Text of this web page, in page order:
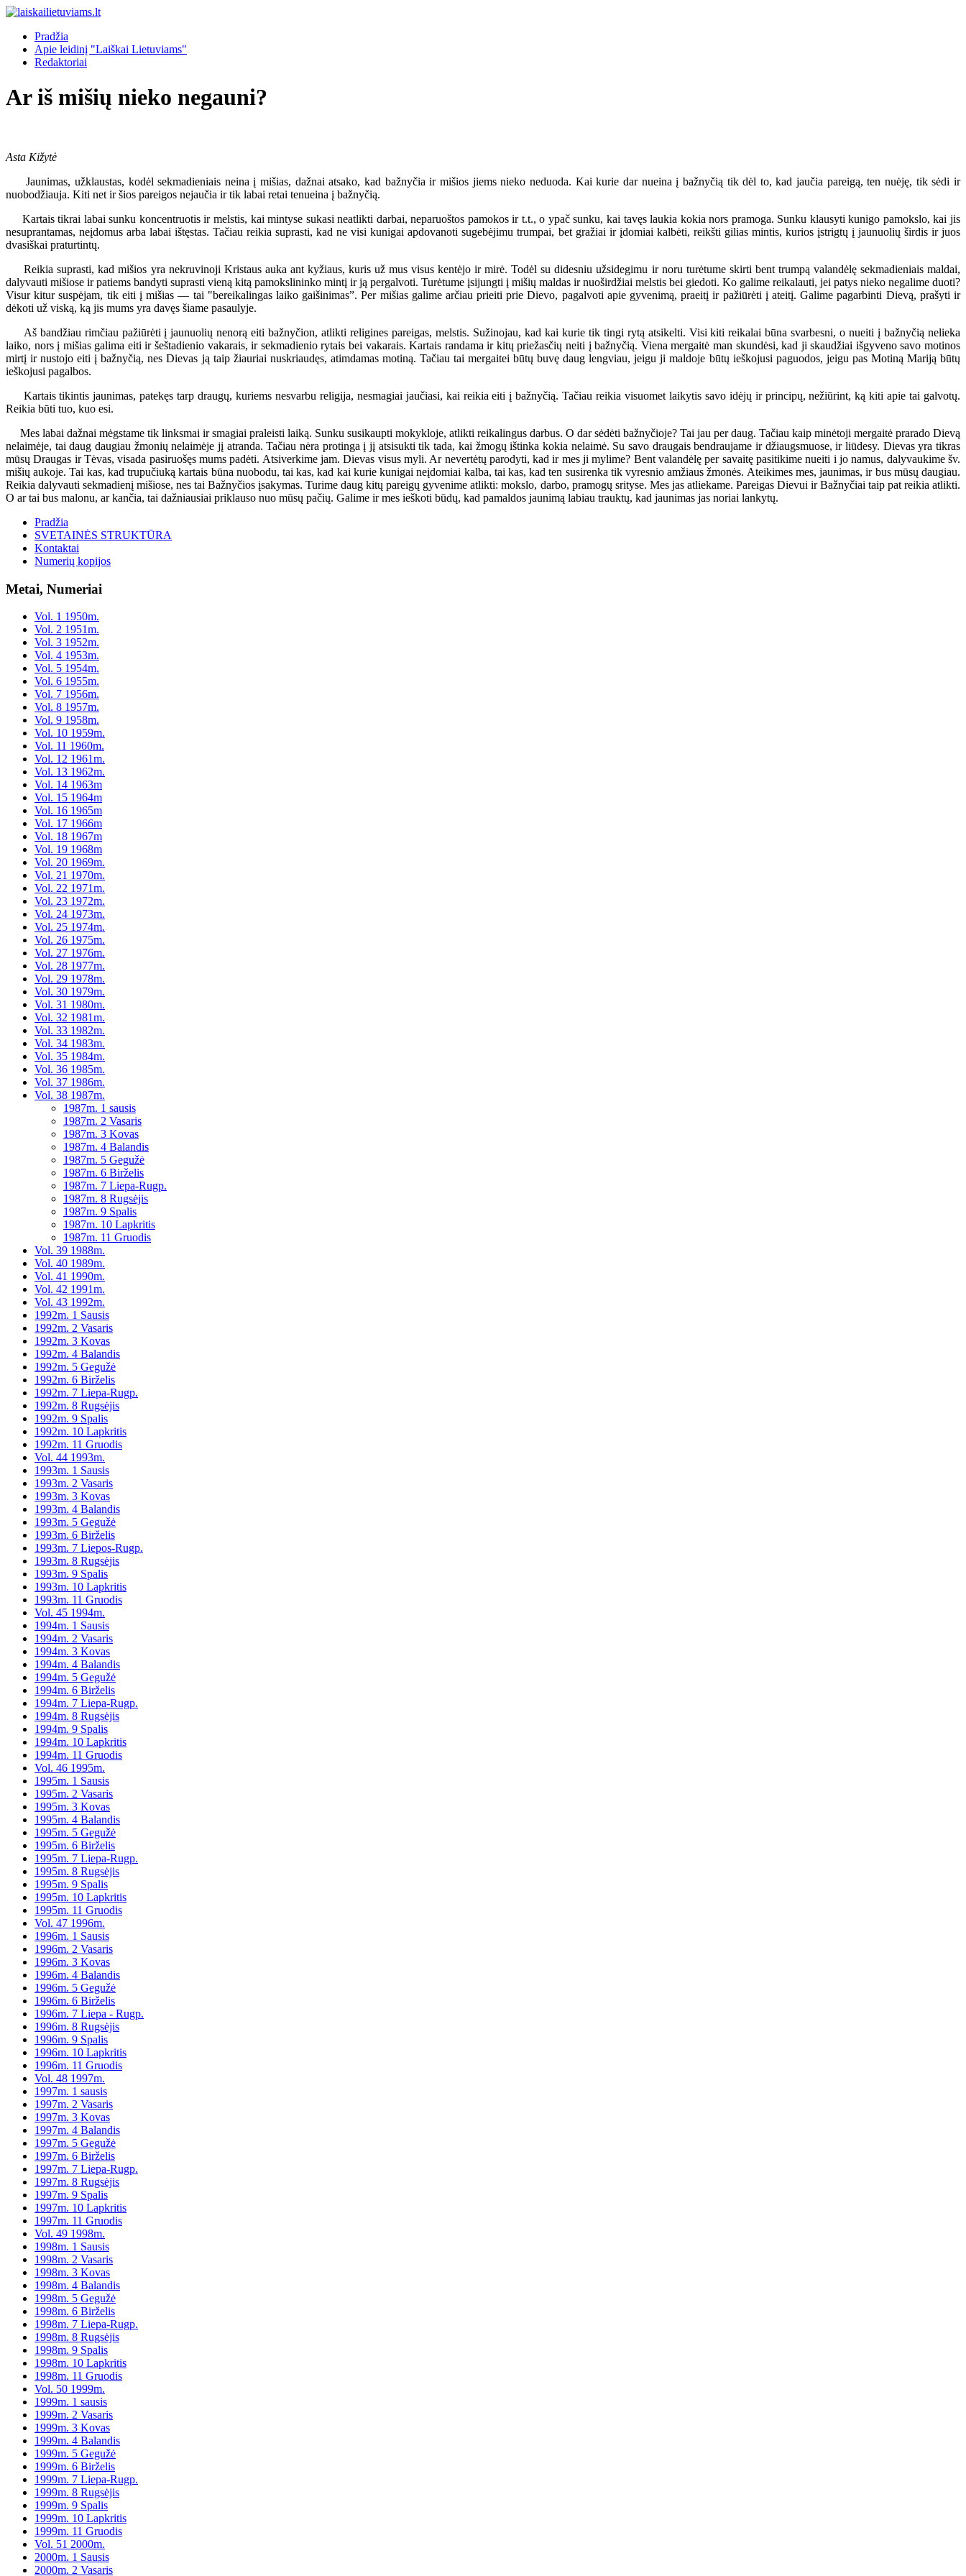
Pradžia
Apie leidinį "Laiškai Lietuviams"
Redaktoriai
Ar iš mišių nieko negauni?
Asta Kižytė
Jaunimas, užklaustas, kodėl sekmadieniais neina į mišias, dažnai atsako, kad bažnyčia ir mišios jiems nieko neduoda. Kai kurie dar nueina į bažnyčią tik dėl to, kad jaučia pareigą, ten nuėję, tik sėdi ir
nuobodžiauja. Kiti net ir šios pareigos nejaučia ir tik labai retai tenueina į bažnyčią.
Kartais tikrai labai sunku koncentruotis ir melstis, kai mintyse sukasi neatlikti darbai, neparuoštos pamokos ir t.t., o ypač sunku, kai tavęs laukia kokia nors pramoga. Sunku klausyti kunigo pamokslo, kai jis
nesuprantamas, neįdomus arba labai ištęstas. Tačiau reikia suprasti, kad ne visi kunigai apdovanoti sugebėjimu trumpai, bet gražiai ir įdomiai kalbėti, reikšti gilias mintis, kurios įstrigtų į jaunuolių širdis ir juos
dvasiškai praturtintų.
Reikia suprasti, kad mišios yra nekruvinoji Kristaus auka ant kyžiaus, kuris už mus visus kentėjo ir mirė. Todėl su didesniu užsidegimu ir noru turėtume skirti bent trumpą valandėlę sekmadieniais maldai,
dalyvauti mišiose ir patiems bandyti suprasti vieną kitą pamokslininko mintį ir ją pergalvoti. Turėtume įsijungti į mišių maldas ir nuoširdžiai melstis bei giedoti. Ko galime reikalauti, jei patys nieko negalime duoti?
Visur kitur suspėjam, tik eiti į mišias — tai "bereikalingas laiko gaišinimas”. Per mišias galime arčiau prieiti prie Dievo, pagalvoti apie gyvenimą, praeitį ir pažiūrėti į ateitį. Galime pagarbinti Dievą, prašyti ir
dėkoti už viską, ką jis mums yra davęs šiame pasaulyje.
Aš bandžiau rimčiau pažiūrėti į jaunuolių nenorą eiti bažnyčion, atlikti religines pareigas, melstis. Sužinojau, kad kai kurie tik tingi rytą atsikelti. Visi kiti reikalai būna svarbesni, o nueiti į bažnyčią nelieka
laiko, nors į mišias galima eiti ir šeštadienio vakarais, ir sekmadienio rytais bei vakarais. Kartais randama ir kitų priežasčių neiti į bažnyčią. Viena mergaitė man skundėsi, kad ji skaudžiai išgyveno savo motinos
mirtį ir nustojo eiti į bažnyčią, nes Dievas ją taip žiauriai nuskriaudęs, atimdamas motiną. Tačiau tai mergaitei būtų buvę daug lengviau, jeigu ji maldoje būtų ieškojusi paguodos, jeigu pas Motiną Mariją būtų
ieškojusi pagalbos.
Kartais tikintis jaunimas, patekęs tarp draugų, kuriems nesvarbu religija, nesmagiai jaučiasi, kai reikia eiti į bažnyčią. Tačiau reikia visuomet laikytis savo idėjų ir principų, nežiūrint, ką kiti apie tai galvotų.
Reikia būti tuo, kuo esi.
Mes labai dažnai mėgstame tik linksmai ir smagiai praleisti laiką. Sunku susikaupti mokykloje, atlikti reikalingus darbus. O dar sėdėti bažnyčioje? Tai jau per daug. Tačiau kaip minėtoji mergaitė prarado Dievą
nelaimėje, tai daug daugiau žmonių nelaimėje jį atranda. Tačiau nėra protinga į jį atsisukti tik tada, kai žmogų ištinka kokia nelaimė. Su savo draugais bendraujame ir džiaugsmuose, ir liūdesy. Dievas yra tikras
mūsų Draugas ir Tėvas, visada pasiruošęs mums padėti. Atsiverkime jam. Dievas visus myli. Ar nevertėtų parodyti, kad ir mes ji mylime? Bent valandėlę per savaitę pasitikime nueiti i jo namus, dalyvaukime šv.
mišių aukoje. Tai kas, kad trupučiuką kartais būna nuobodu, tai kas, kad kai kurie kunigai neįdomiai kalba, tai kas, kad ten susirenka tik vyresnio amžiaus žmonės. Ateikimes mes, jaunimas, ir bus mūsų daugiau.
Reikia dalyvauti sekmadienį mišiose, nes tai Bažnyčios įsakymas. Turime daug kitų pareigų gyvenime atlikti: mokslo, darbo, pramogų srityse. Mes jas atliekame. Pareigas Dievui ir Bažnyčiai taip pat reikia atlikti.
O ar tai bus malonu, ar kančia, tai dažniausiai priklauso nuo mūsų pačių. Galime ir mes ieškoti būdų, kad pamaldos jaunimą labiau trauktų, kad jaunimas jas noriai lankytų.
Pradžia
SVETAINĖS STRUKTŪRA
Kontaktai
Numerių kopijos
Metai, Numeriai
Vol. 1 1950m.
Vol. 2 1951m.
Vol. 3 1952m.
Vol. 4 1953m.
Vol. 5 1954m.
Vol. 6 1955m.
Vol. 7 1956m.
Vol. 8 1957m.
Vol. 9 1958m.
Vol. 10 1959m.
Vol. 11 1960m.
Vol. 12 1961m.
Vol. 13 1962m.
Vol. 14 1963m
Vol. 15 1964m
Vol. 16 1965m
Vol. 17 1966m
Vol. 18 1967m
Vol. 19 1968m
Vol. 20 1969m.
Vol. 21 1970m.
Vol. 22 1971m.
Vol. 23 1972m.
Vol. 24 1973m.
Vol. 25 1974m.
Vol. 26 1975m.
Vol. 27 1976m.
Vol. 28 1977m.
Vol. 29 1978m.
Vol. 30 1979m.
Vol. 31 1980m.
Vol. 32 1981m.
Vol. 33 1982m.
Vol. 34 1983m.
Vol. 35 1984m.
Vol. 36 1985m.
Vol. 37 1986m.
Vol. 38 1987m.
1987m. 1 sausis
1987m. 2 Vasaris
1987m. 3 Kovas
1987m. 4 Balandis
1987m. 5 Gegužė
1987m. 6 Birželis
1987m. 7 Liepa-Rugp.
1987m. 8 Rugsėjis
1987m. 9 Spalis
1987m. 10 Lapkritis
1987m. 11 Gruodis
Vol. 39 1988m.
Vol. 40 1989m.
Vol. 41 1990m.
Vol. 42 1991m.
Vol. 43 1992m.
1992m. 1 Sausis
1992m. 2 Vasaris
1992m. 3 Kovas
1992m. 4 Balandis
1992m. 5 Gegužė
1992m. 6 Birželis
1992m. 7 Liepa-Rugp.
1992m. 8 Rugsėjis
1992m. 9 Spalis
1992m. 10 Lapkritis
1992m. 11 Gruodis
Vol. 44 1993m.
1993m. 1 Sausis
1993m. 2 Vasaris
1993m. 3 Kovas
1993m. 4 Balandis
1993m. 5 Gegužė
1993m. 6 Birželis
1993m. 7 Liepos-Rugp.
1993m. 8 Rugsėjis
1993m. 9 Spalis
1993m. 10 Lapkritis
1993m. 11 Gruodis
Vol. 45 1994m.
1994m. 1 Sausis
1994m. 2 Vasaris
1994m. 3 Kovas
1994m. 4 Balandis
1994m. 5 Gegužė
1994m. 6 Birželis
1994m. 7 Liepa-Rugp.
1994m. 8 Rugsėjis
1994m. 9 Spalis
1994m. 10 Lapkritis
1994m. 11 Gruodis
Vol. 46 1995m.
1995m. 1 Sausis
1995m. 2 Vasaris
1995m. 3 Kovas
1995m. 4 Balandis
1995m. 5 Gegužė
1995m. 6 Birželis
1995m. 7 Liepa-Rugp.
1995m. 8 Rugsėjis
1995m. 9 Spalis
1995m. 10 Lapkritis
1995m. 11 Gruodis
Vol. 47 1996m.
1996m. 1 Sausis
1996m. 2 Vasaris
1996m. 3 Kovas
1996m. 4 Balandis
1996m. 5 Gegužė
1996m. 6 Birželis
1996m. 7 Liepa - Rugp.
1996m. 8 Rugsėjis
1996m. 9 Spalis
1996m. 10 Lapkritis
1996m. 11 Gruodis
Vol. 48 1997m.
1997m. 1 sausis
1997m. 2 Vasaris
1997m. 3 Kovas
1997m. 4 Balandis
1997m. 5 Gegužė
1997m. 6 Birželis
1997m. 7 Liepa-Rugp.
1997m. 8 Rugsėjis
1997m. 9 Spalis
1997m. 10 Lapkritis
1997m. 11 Gruodis
Vol. 49 1998m.
1998m. 1 Sausis
1998m. 2 Vasaris
1998m. 3 Kovas
1998m. 4 Balandis
1998m. 5 Gegužė
1998m. 6 Birželis
1998m. 7 Liepa-Rugp.
1998m. 8 Rugsėjis
1998m. 9 Spalis
1998m. 10 Lapkritis
1998m. 11 Gruodis
Vol. 50 1999m.
1999m. 1 sausis
1999m. 2 Vasaris
1999m. 3 Kovas
1999m. 4 Balandis
1999m. 5 Gegužė
1999m. 6 Birželis
1999m. 7 Liepa-Rugp.
1999m. 8 Rugsėjis
1999m. 9 Spalis
1999m. 10 Lapkritis
1999m. 11 Gruodis
Vol. 51 2000m.
2000m. 1 Sausis
2000m. 2 Vasaris